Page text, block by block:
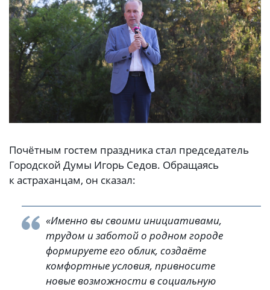
Почётным гостем праздника стал председатель
Городской Думы Игорь Седов. Обращаясь
к астраханцам, он сказал:
«Именно вы своими инициативами,
трудом и заботой о родном городе
формируете его облик, создаёте
комфортные условия, привносите
новые возможности в социальную